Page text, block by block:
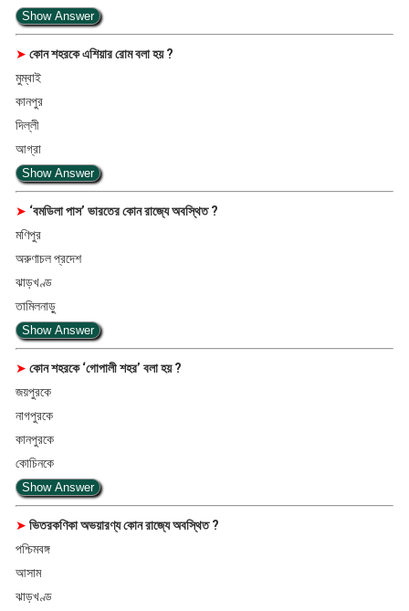
Show Answer
➤ কোন শহরকে এশিয়ার রোম বলা হয় ?
মুম্বাই
কানপুর
দিল্লী
আগ্রা
Show Answer
➤ ‘বমডিলা পাস’ ভারতের কোন রাজ্যে অবস্থিত ?
মণিপুর
অরুণাচল প্রদেশ
ঝাড়খণ্ড
তামিলনাড়ু
Show Answer
➤ কোন শহরকে ‘গোপালী শহর’ বলা হয় ?
জয়পুরকে
নাগপুরকে
কানপুরকে
কোচিনকে
Show Answer
➤ ভিতরকণিকা অভয়ারণ্য কোন রাজ্যে অবস্থিত ?
পশ্চিমবঙ্গ
আসাম
ঝাড়খণ্ড